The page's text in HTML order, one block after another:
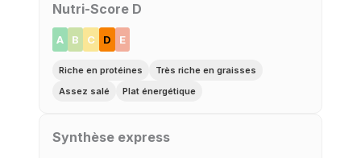
Nutri-Score D
A B C D E
Riche en protéines
Très riche en graisses
Assez salé
Plat énergétique
Synthèse express